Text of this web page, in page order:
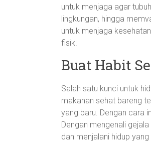
untuk menjaga agar
lingkungan, hingga
untuk menjaga
fisik!
Buat Habit
Salah satu kunci untuk
makanan sehat bareng
yang baru. Dengan cara
Dengan mengenali
dan menjalani hidup